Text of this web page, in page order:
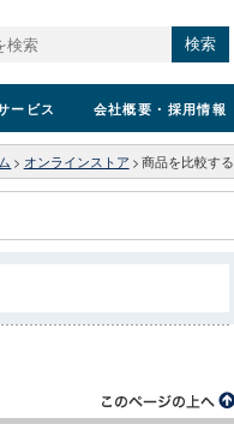
検索
ービス 会社概要 ・採用情報
> オンラインストア > 商品を比較する